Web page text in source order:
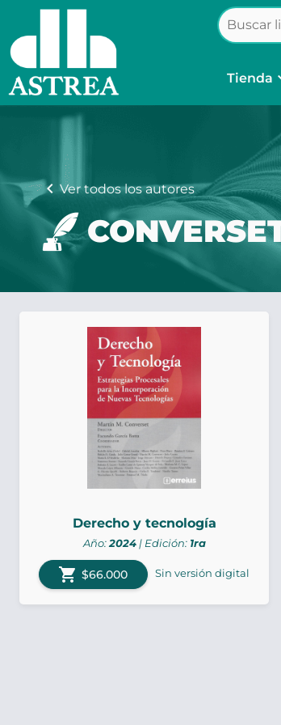
Tienda
chevron_leftVer todos los autores
Derecho y tecnología
Año:2024| Edición: 1ra
shopping_cart $66.000 Sin versión digital